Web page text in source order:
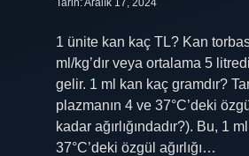
Tarih: Aralık 17, 2024
1 ünite kan kaç TL? Kan
ml/kg’dır veya ortalama 5
gelir. 1 ml kan kaç gramdır?
plazmanın 4 ve 37°C’deki
kadar ağırlığındadır?). Bu, 1
37°C’deki özgül ağırlığı…